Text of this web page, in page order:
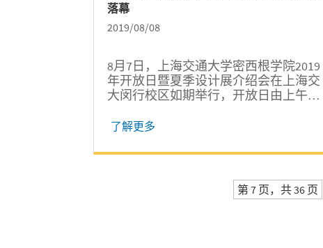
落幕
2019/08/08
8月7日，上海交通大学密西根学院2019
年开放日暨夏季设计展介绍会在上海交
大闵行校区如期举行，开放日由上午的
自国内外的近500名学生及家长们前来参
采。
了解更多
第 7 页，共 36 页